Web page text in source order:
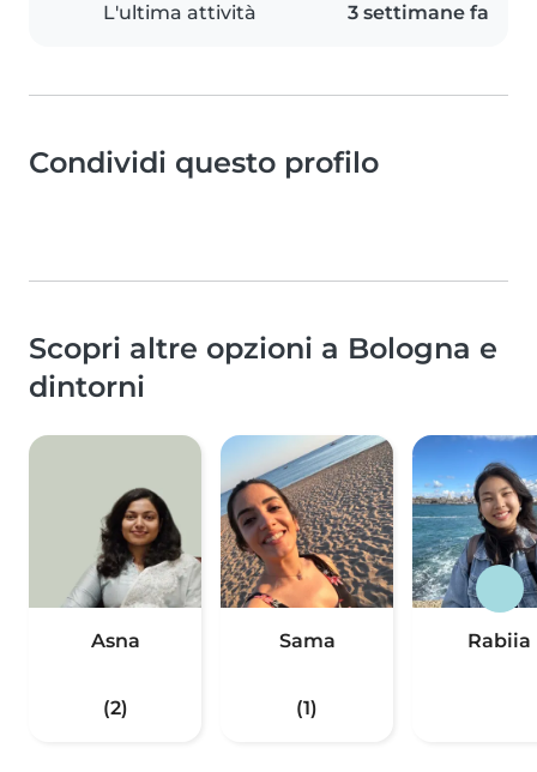
L'ultima attività 3 settimane fa
Condividi questo profilo
Scopri altre opzioni a Bologna e
dintorni
Asna
(2)
Sama
(1)
Rabiia